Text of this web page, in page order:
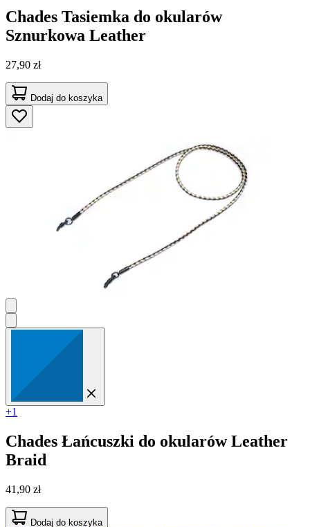
Chades Tasiemka do okularów
Sznurkowa Leather
27,90 zł
Dodaj do koszyka
+1
Chades Łańcuszki do okularów Leather
Braid
41,90 zł
Dodaj do koszyka